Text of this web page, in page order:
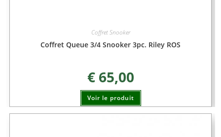
Coffret Snooker
Coffret Queue 3/4 Snooker 3pc. Riley ROS
€65,00
Voir le produit